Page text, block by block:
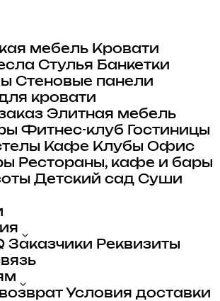
мебель Кровати
Стулья Банкетки
Стеновые панели
кровати
Элитная мебель
Фитнес-клуб
Гостиницы
Кафе Клубы Офис
Рестораны, кафе и бары
Детский сад Суши
Заказчики Реквизиты
Условия доставки